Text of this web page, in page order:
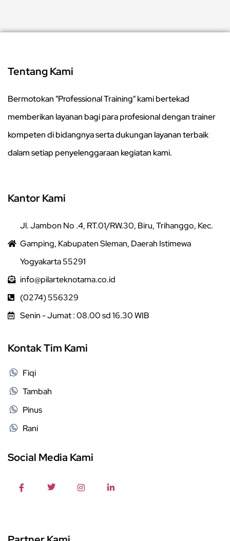
Tentang Kami
Bermotokan "Professional Training" kami bertekad
memberikan layanan bagi para profesional dengan trainer
kompeten di bidangnya serta dukungan layanan terbaik
dalam setiap penyelenggaraan kegiatan kami.
Kantor Kami
Jl. Jambon No .4, RT.01/RW.30, Biru, Trihanggo, Kec.
Gamping, Kabupaten Sleman, Daerah Istimewa
Yogyakarta 55291
info@pilarteknotama.co.id
(0274) 556329
Senin - Jumat : 08.00 sd 16.30 WIB
Kontak Tim Kami
Fiqi
Tambah
Pinus
Rani
Social Media Kami